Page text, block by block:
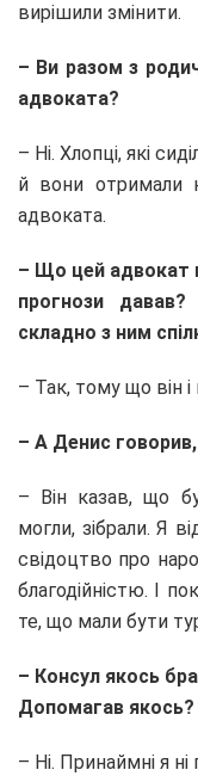
вирішили змінити.
– Ви разом з
адвоката?
– Ні. Хлопці, які
й вони отримали
адвоката.
– Що цей адвокат
прогнози
складно з ним
– Так, тому що він
– А Денис
– Він казав, що
могли, зібрали. Я
свідоцтво про
благодійністю. І
те, що мали бути
– Консул якось
Допомагав якось?
– Ні. Принаймні я